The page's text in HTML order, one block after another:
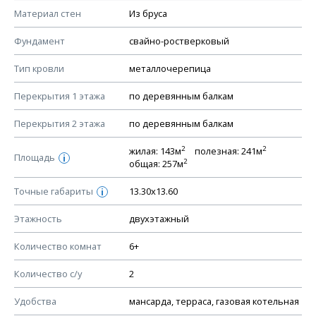
Материал стен Из бруса
Фундамент свайно-ростверковый
Тип кровли металлочерепица
Перекрытия 1 этажа по деревянным балкам
Перекрытия 2 этажа по деревянным балкам
Площадь i
жилая: 143м2 полезная: 241м2
общая: 257м2
Точные габариты i 13.30х13.60
Этажность двухэтажный
Количество комнат 6+
Количество с/у 2
Удобства мансарда, терраса, газовая котельная
КОНСТРУКТИВНЫЕ РЕШЕНИЯ (КР)
Ведомость рабочих чертежей основного комплекта КР
План фундамента
Устройство фундамента, спецификация материалов
Планы перекрытий этажей, спецификация элементов
Устройство перекрытий
Устройство стен
Спецификация материалов стен
Схема расположения лаг чердака (если есть)
Схема расположения элементов стропил
Спецификация элементов стропил
Устройство стропильной системы
Узлы устройства кровли
План кровли